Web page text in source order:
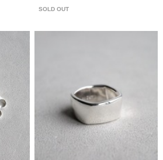
SOLD OUT